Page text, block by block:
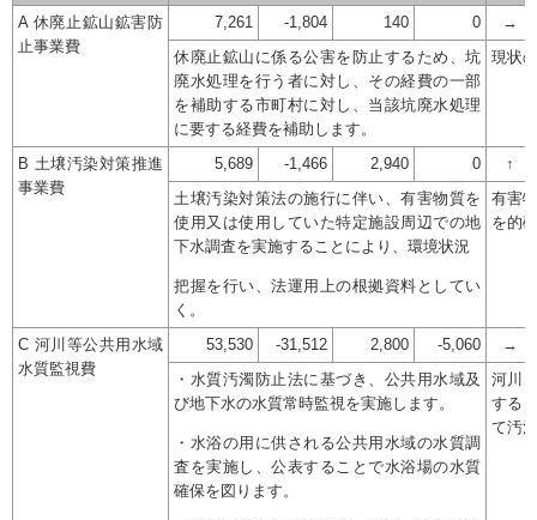
A 休廃止鉱山鉱害防
止事業費
7,261 -1,804 140 0 →
休廃止鉱山に係る公害を防止するため、坑
廃水処理を行う者に対し、その経費の一部
を補助する市町村に対し、当該坑廃水処理
に要する経費を補助します。
現状
B 土壌汚染対策推進
事業費
5,689 -1,466 2,940 0 ↑
土壌汚染対策法の施行に伴い、有害物質を
使用又は使用していた特定施設周辺での地
下水調査を実施することにより、環境状況
把握を行い、法運用上の根拠資料としてい
く。
有害
を的
C 河川等公共用水域
水質監視費
53,530 -31,512 2,800 -5,060 →
・水質汚濁防止法に基づき、公共用水域及
び地下水の水質常時監視を実施します。
・水浴の用に供される公共用水域の水質調
査を実施し、公表することで水浴場の水質
確保を図ります。
河川
する
て汚